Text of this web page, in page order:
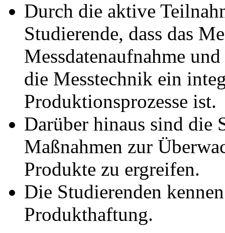
Durch die aktive
Studierende, dass das
Messdatenaufnahme
die Messtechnik ein
Produktionsprozesse ist.
Darüber hinaus sind die
Maßnahmen zur
Produkte zu ergreifen.
Die Studierenden
Produkthaftung.